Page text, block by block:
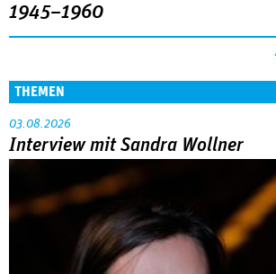
1945–1960
THEMEN
03.08.2026
Interview mit Sandra Wollner